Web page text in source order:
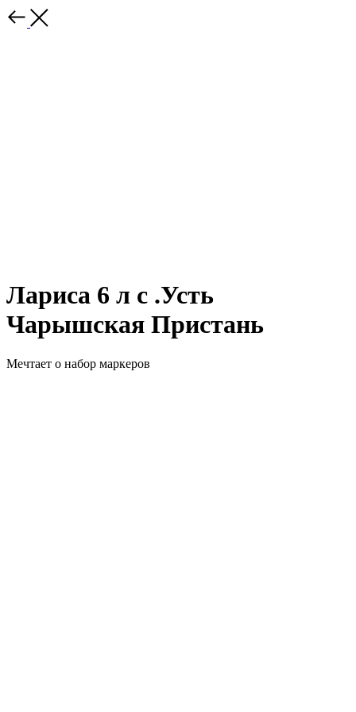
Лариса 6 л с .Усть
Чарышская Пристань
Мечтает о набор маркеров